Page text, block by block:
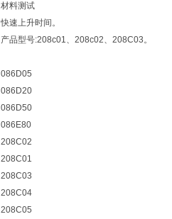
材料测试
快速上升时间。
产品型号:208c01、208c02、208C03。
086D05
086D20
086D50
086E80
208C02
208C01
208C03
208C04
208C05